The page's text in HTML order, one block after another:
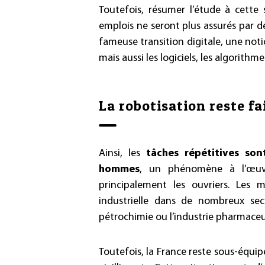
Toutefois, résumer l’étude à
emplois ne seront plus assurés par
fameuse transition digitale, une
mais aussi les logiciels, les
La robotisation reste
Ainsi, les tâches répétitives
hommes, un phénomène à
principalement les ouvriers. Les
industrielle dans de nombreux
pétrochimie ou l’industrie
Toutefois, la France reste sous-